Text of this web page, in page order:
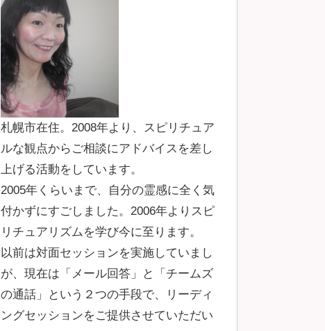
札幌市在住。2008年より、スピリチュア
ルな観点からご相談にアドバイスを差し
上げる活動をしています。
2005年くらいまで、自分の霊感に全く気
付かずにすごしました。2006年よりスピ
リチュアリズムを学び今に至ります。
以前は対面セッションを実施していまし
が、現在は「メール回答」と「チームズ
の通話」という２つの手段で、リーディ
ングセッションをご提供させていただい